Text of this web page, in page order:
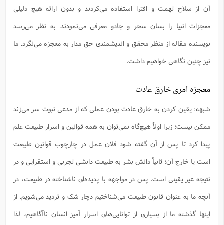
آن از سلاح تهمت و افترا استفاده می‌کردند و بدون ارائه هیچ دلیلی
معجزات انبیا را بسان سحر و جادو معرفی می‌نمودند. به نظر می‌رسد
نویسنده مقاله از منظر محقق و اندیشمندی حق مدار به معجزه می‌نگرد. ما
نیز چنین نگاهی خواهیم داشت.
معجزه امری خارق عادت
شبهه: یقین کردن به خارق عادت بودن عملی که از مدعی نبوت سر می‌زند
ممکن نیست؛ زیرا اولاً هیچ‌گاه نمی‌توان به همه قوانین و اسرار طبیعت علم
پیدا کرد تا پس از آن گفته شود فلان عمل در چارچوب قوانین طبیعت
است یا خارج آن؛ ثانیاً دانش بشر به طبیعت دانشی تجربی و استقرایی و در
نتیجه غیر یقینی است. پس در مواجهه با پدیده‌ای ناشناخته در طبیعت، در
آنچه ما به عنوان قانون طبیعت می‌شناختیم دچار شک و تردید می‌شویم. از
اینها گذشته ما از بسیاری از توانایی‌‌های اسرار آمیز انسان ناآگاهیم، لذا